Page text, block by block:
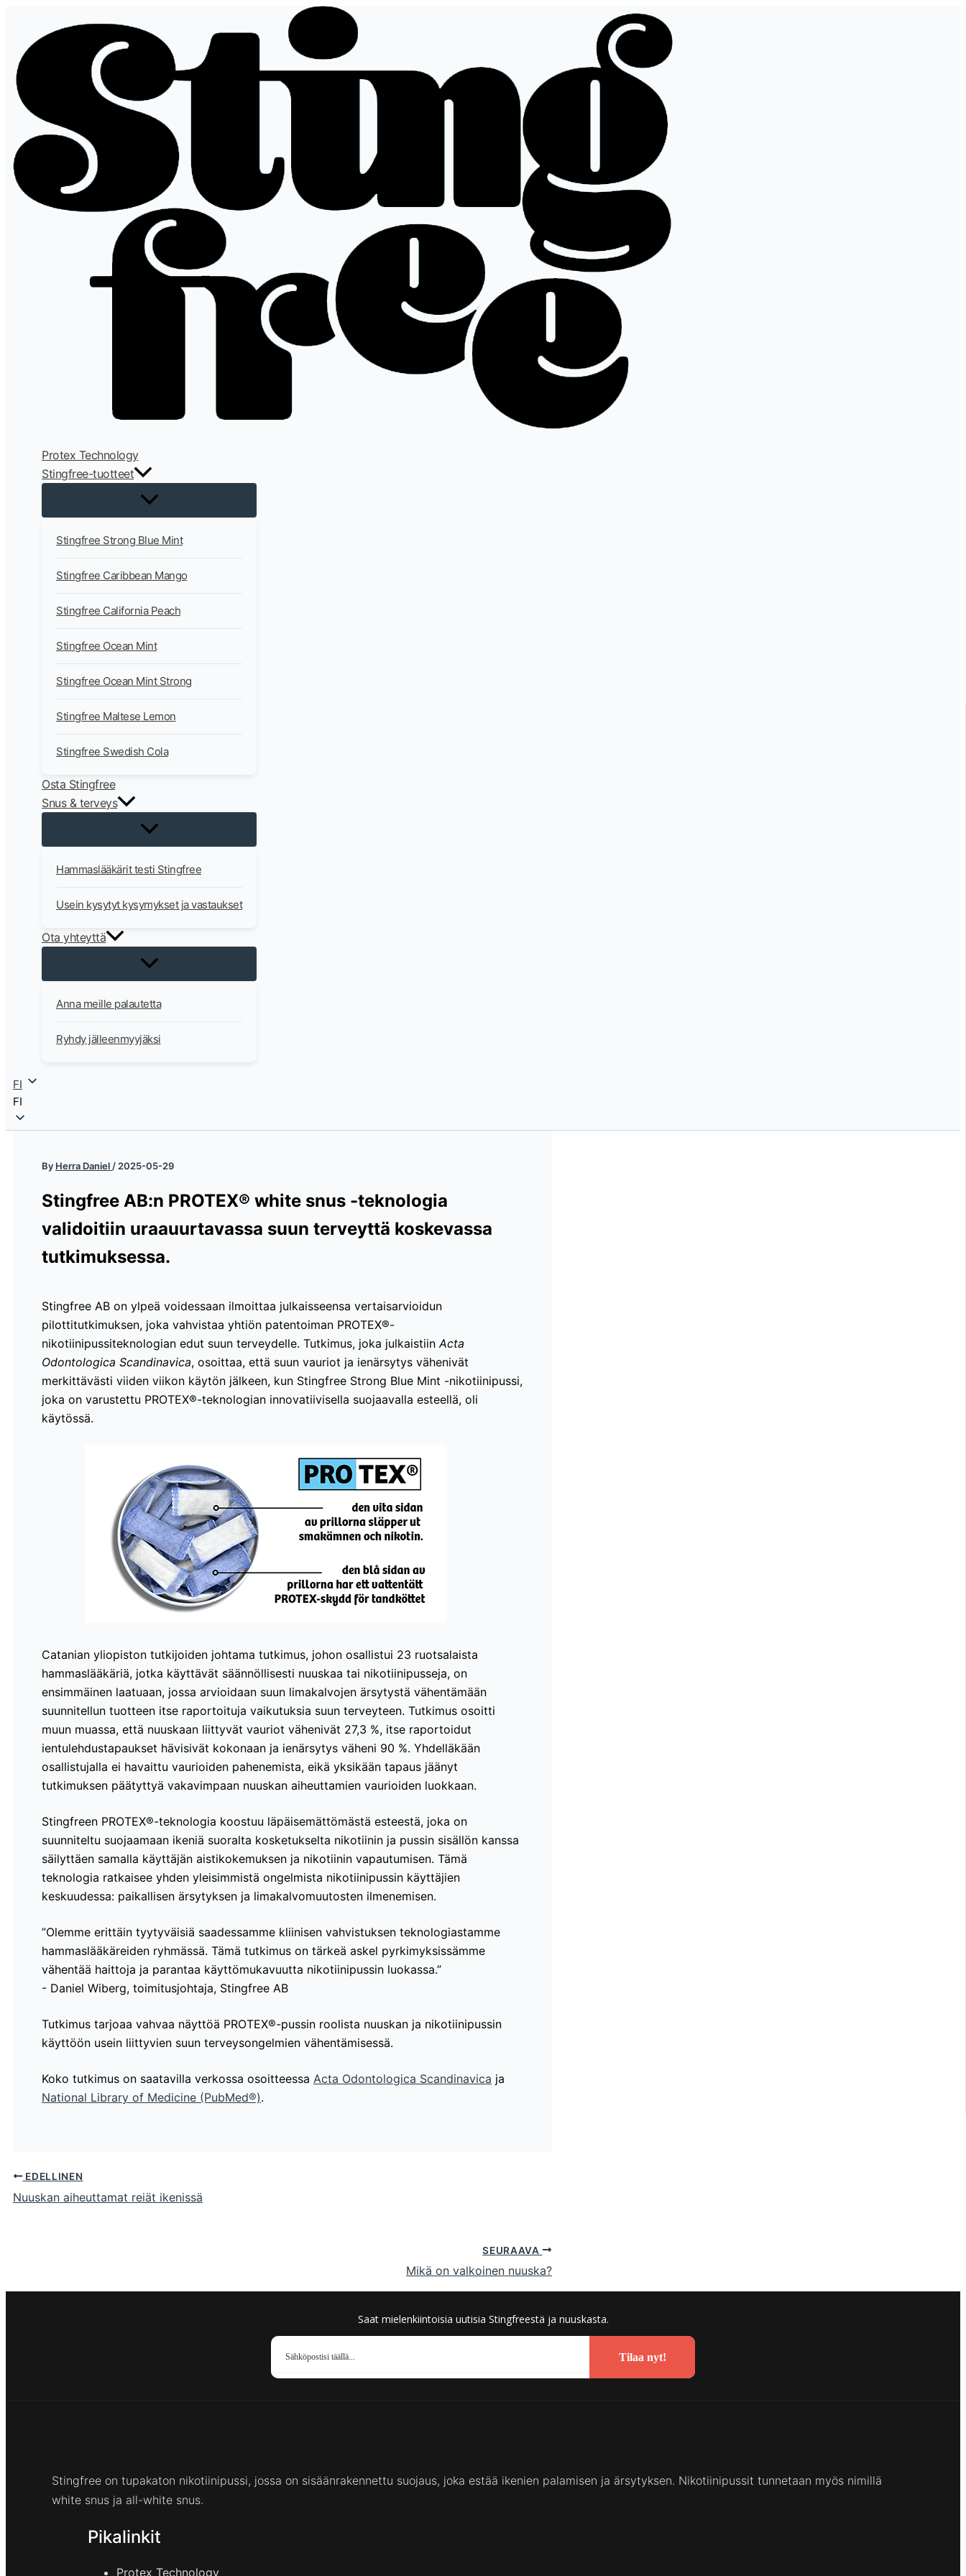
sisältöön
Protex Technology
Stingfree-tuotteet
Stingfree Strong Blue Mint
Stingfree Caribbean Mango
Stingfree California Peach
Stingfree Ocean Mint
Stingfree Ocean Mint Strong
Stingfree Maltese Lemon
Stingfree Swedish Cola
Osta Stingfree
Snus & terveys
Hammaslääkärit testi Stingfree
Usein kysytyt kysymykset ja vastaukset
Ota yhteyttä
Anna meille palautetta
Ryhdy jälleenmyyjäksi
FI
FI
By Herra Daniel / 2025-05-29
Stingfree AB:n PROTEX® white snus -teknologia
validoitiin uraauurtavassa suun terveyttä koskevassa
tutkimuksessa.
Stingfree AB on ylpeä voidessaan ilmoittaa julkaisseensa vertaisarvioidun
pilottitutkimuksen, joka vahvistaa yhtiön patentoiman PROTEX®-
nikotiinipussiteknologian edut suun terveydelle. Tutkimus, joka julkaistiinActa
Odontologica Scandinavica, osoittaa, että suun vauriot ja ienärsytys vähenivät
merkittävästi viiden viikon käytön jälkeen, kun Stingfree Strong Blue Mint -nikotiinipussi,
joka on varustettu PROTEX®-teknologian innovatiivisella suojaavalla esteellä, oli
käytössä.
Catanian yliopiston tutkijoiden johtama tutkimus, johon osallistui 23 ruotsalaista
hammaslääkäriä, jotka käyttävät säännöllisesti nuuskaa tai nikotiinipusseja, on
ensimmäinen laatuaan, jossa arvioidaan suun limakalvojen ärsytystä vähentämään
suunnitellun tuotteen itse raportoituja vaikutuksia suun terveyteen. Tutkimus osoitti
muun muassa, että nuuskaan liittyvät vauriot vähenivät 27,3 %, itse raportoidut
ientulehdustapaukset hävisivät kokonaan ja ienärsytys väheni 90 %. Yhdelläkään
osallistujalla ei havaittu vaurioiden pahenemista, eikä yksikään tapaus jäänyt
tutkimuksen päätyttyä vakavimpaan nuuskan aiheuttamien vaurioiden luokkaan.
Stingfreen PROTEX®-teknologia koostuu läpäisemättömästä esteestä, joka on
suunniteltu suojaamaan ikeniä suoralta kosketukselta nikotiinin ja pussin sisällön kanssa
säilyttäen samalla käyttäjän aistikokemuksen ja nikotiinin vapautumisen. Tämä
teknologia ratkaisee yhden yleisimmistä ongelmista nikotiinipussin käyttäjien
keskuudessa: paikallisen ärsytyksen ja limakalvomuutosten ilmenemisen.
”Olemme erittäin tyytyväisiä saadessamme kliinisen vahvistuksen teknologiastamme
hammaslääkäreiden ryhmässä. Tämä tutkimus on tärkeä askel pyrkimyksissämme
vähentää haittoja ja parantaa käyttömukavuutta nikotiinipussin luokassa.”
- Daniel Wiberg, toimitusjohtaja, Stingfree AB
Tutkimus tarjoaa vahvaa näyttöä PROTEX®-pussin roolista nuuskan ja nikotiinipussin
käyttöön usein liittyvien suun terveysongelmien vähentämisessä.
Koko tutkimus on saatavilla verkossa osoitteessa Acta Odontologica Scandinavica ja
National Library of Medicine (PubMed®).
EDELLINEN
Nuuskan aiheuttamat reiät ikenissä
SEURAAVA
Mikä on valkoinen nuuska?
Saat mielenkiintoisia uutisia Stingfreestä ja nuuskasta.
Tilaa nyt!
Stingfree on tupakaton nikotiinipussi, jossa on sisäänrakennettu suojaus, joka estää ikenien palamisen ja ärsytyksen. Nikotiinipussit tunnetaan myös nimillä
white snus ja all-white snus.
Pikalinkit
Protex Technology